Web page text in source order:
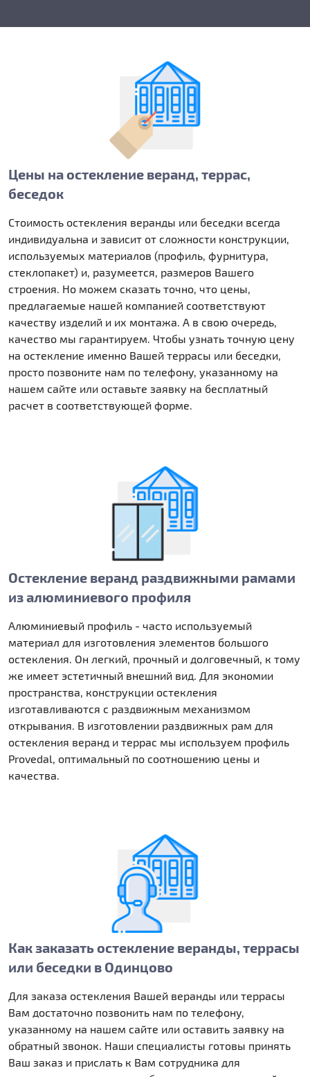
Цены на остекление веранд, террас,
беседок
Стоимость остекления веранды или беседки всегда
индивидуальна и зависит от сложности конструкции,
используемых материалов (профиль, фурнитура,
стеклопакет) и, разумеется, размеров Вашего
строения. Но можем сказать точно, что цены,
предлагаемые нашей компанией соответствуют
качеству изделий и их монтажа. А в свою очередь,
качество мы гарантируем. Чтобы узнать точную цену
на остекление именно Вашей террасы или беседки,
просто позвоните нам по телефону, указанному на
нашем сайте или оставьте заявку на бесплатный
расчет в соответствующей форме.
Остекление веранд раздвижными рамами
из алюминиевого профиля
Алюминиевый профиль - часто используемый
материал для изготовления элементов большого
остекления. Он легкий, прочный и долговечный, к тому
же имеет эстетичный внешний вид. Для экономии
пространства, конструкции остекления
изготавливаются с раздвижным механизмом
открывания. В изготовлении раздвижных рам для
остекления веранд и террас мы используем профиль
Provedal, оптимальный по соотношению цены и
качества.
Как заказать остекление веранды, террасы
или беседки в Одинцово
Для заказа остекления Вашей веранды или террасы
Вам достаточно позвонить нам по телефону,
указанному на нашем сайте или оставить заявку на
обратный звонок. Наши специалисты готовы принять
Ваш заказ и прислать к Вам сотрудника для